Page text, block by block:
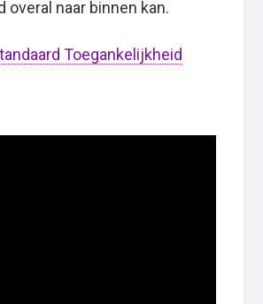
overal naar binnen kan.
Toegankelijkheid